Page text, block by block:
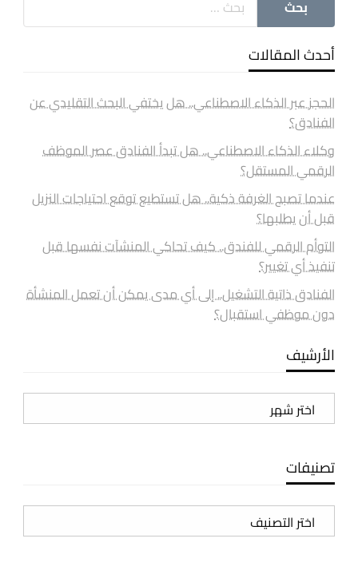
أحدث المقالات
الحجز عبر الذكاء الاصطناعي.. هل يختفي البحث التقليدي عن
الفنادق؟
وكلاء الذكاء الاصطناعي.. هل تبدأ الفنادق عصر الموظف
الرقمي المستقل؟
عندما تصبح الغرفة ذكية.. هل تستطيع توقع احتياجات النزيل
قبل أن يطلبها؟
التوأم الرقمي للفندق.. كيف تحاكي المنشآت نفسها قبل
تنفيذ أي تغيير؟
الفنادق ذاتية التشغيل.. إلى أي مدى يمكن أن تعمل المنشأة
دون موظفي استقبال؟
الأرشيف
الأرشيف
تصنيفات
تصنيفات